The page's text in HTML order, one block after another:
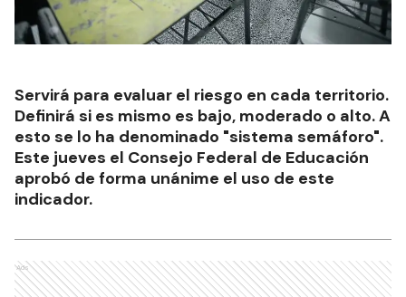
Servirá para evaluar el riesgo en cada territorio.
Definirá si es mismo es bajo, moderado o alto. A
esto se lo ha denominado "sistema semáforo".
Este jueves el Consejo Federal de Educación
aprobó de forma unánime el uso de este
indicador.
Ads